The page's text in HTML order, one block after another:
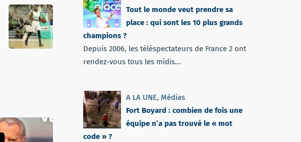
Tout le monde veut prendre sa
place : qui sont les 10 plus grands
champions ?
Depuis 2006, les téléspectateurs de France 2 ont
rendez-vous tous les midis...
A LA UNE, Médias
Fort Boyard : combien de fois une
équipe n’a pas trouvé le « mot
code » ?